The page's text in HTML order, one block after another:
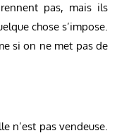
pas, mais ils
chose s’impose.
si on ne met pas de
n’est pas vendeuse.